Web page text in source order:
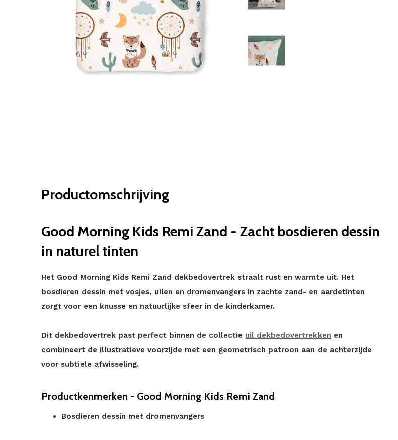
Productomschrijving
Good Morning Kids Remi Zand - Zacht bosdieren dessin
in naturel tinten
Het Good Morning Kids Remi Zand dekbedovertrek straalt rust en warmte uit. Het
bosdieren dessin met vosjes, uilen en dromenvangers in zachte zand- en aardetinten
zorgt voor een knusse en natuurlijke sfeer in de kinderkamer.
Dit dekbedovertrek past perfect binnen de collectie uil dekbedovertrekken en
combineert de illustratieve voorzijde met een geometrisch patroon aan de achterzijde
voor subtiele afwisseling.
Productkenmerken - Good Morning Kids Remi Zand
Bosdieren dessin met dromenvangers